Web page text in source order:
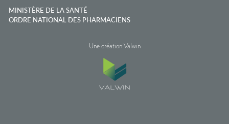
MINISTÈRE DE LA SANTÉ
ORDRE NATIONAL DES PHARMACIENS
Une création Valwin